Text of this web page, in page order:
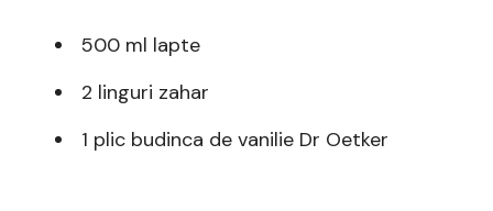
500 ml lapte
2 linguri zahar
1 plic budinca de vanilie Dr Oetker